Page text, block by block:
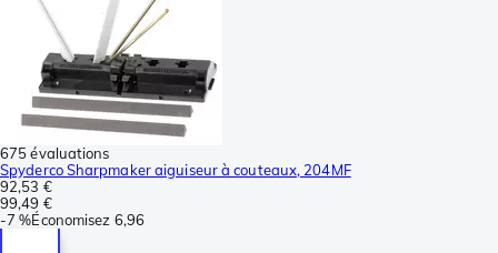
675 évaluations
Spyderco Sharpmaker aiguiseur à couteaux, 204MF
92,53 €
99,49 €
-7 %Économisez 6,96